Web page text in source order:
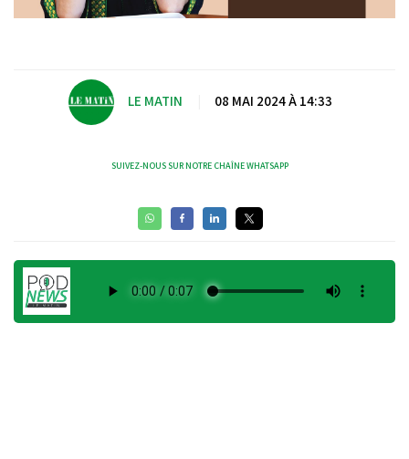
LE MATIN 08 MAI 2024 À 14:33
SUIVEZ-NOUS SUR NOTRE CHAÎNE WHATSAPP